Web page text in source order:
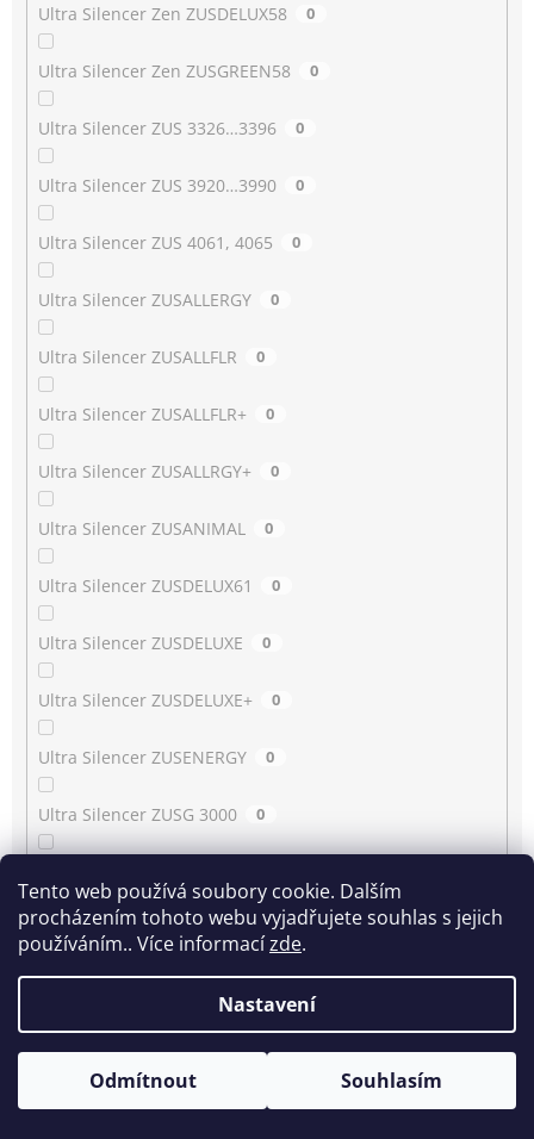
Tento web používá soubory cookie. Dalším
procházením tohoto webu vyjadřujete souhlas s jejich
používáním.. Více informacízde.
Nastavení
Odmítnout Souhlasím
Ultra Silencer Zen ZUSDELUX58 0
Ultra Silencer Zen ZUSGREEN58 0
Ultra Silencer ZUS 3326…3396 0
Ultra Silencer ZUS 3920…3990 0
Ultra Silencer ZUS 4061, 4065 0
Ultra Silencer ZUSALLERGY 0
Ultra Silencer ZUSALLFLR 0
Ultra Silencer ZUSALLFLR+ 0
Ultra Silencer ZUSALLRGY+ 0
Ultra Silencer ZUSANIMAL 0
Ultra Silencer ZUSDELUX61 0
Ultra Silencer ZUSDELUXE 0
Ultra Silencer ZUSDELUXE+ 0
Ultra Silencer ZUSENERGY 0
Ultra Silencer ZUSG 3000 0
Ultra Silencer ZUSG 4061 0
Ultra Silencer ZUSGREEN 0